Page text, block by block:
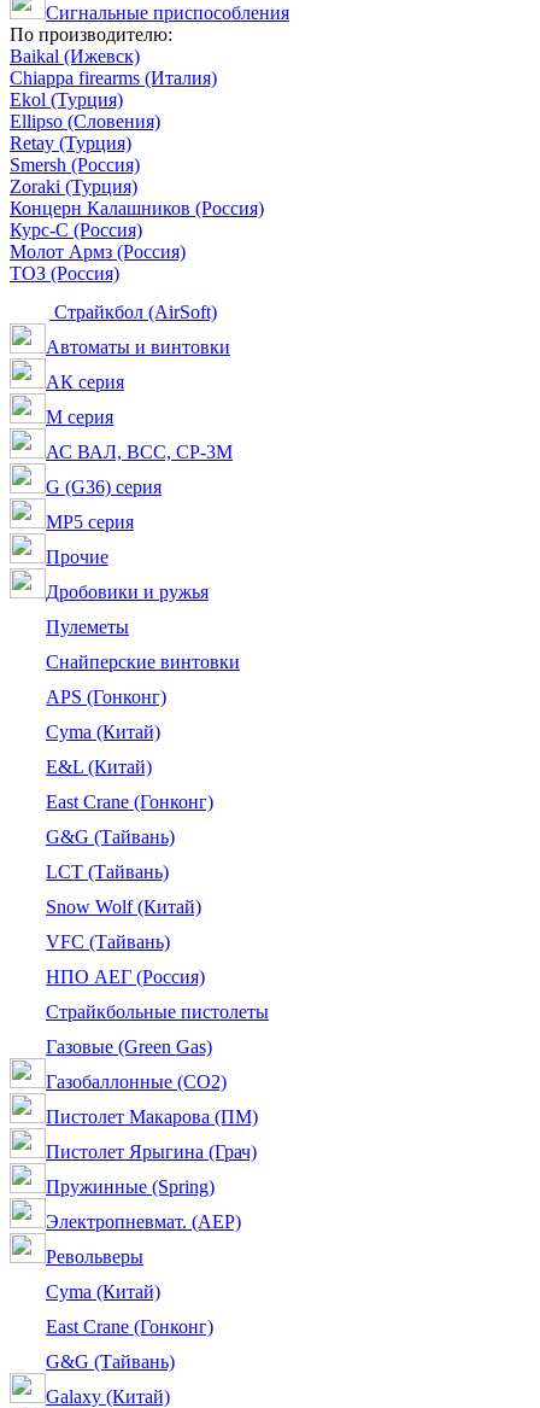
Сигнальные приспособления
По производителю:
Baikal (Ижевск)
Chiappa firearms (Италия)
Ekol (Турция)
Ellipso (Словения)
Retay (Турция)
Smersh (Россия)
Zoraki (Турция)
Концерн Калашников (Россия)
Курс-С (Россия)
Молот Армз (Россия)
ТОЗ (Россия)
Страйкбол (AirSoft)
Автоматы и винтовки
АК серия
M серия
АС ВАЛ, ВСС, СР-3М
G (G36) серия
MP5 серия
Прочие
Дробовики и ружья
Пулеметы
Снайперские винтовки
APS (Гонконг)
Cyma (Китай)
E&L (Китай)
East Crane (Гонконг)
G&G (Тайвань)
LCT (Тайвань)
Snow Wolf (Китай)
VFC (Тайвань)
НПО АЕГ (Россия)
Страйкбольные пистолеты
Газовые (Green Gas)
Газобаллонные (CO2)
Пистолет Макарова (ПМ)
Пистолет Ярыгина (Грач)
Пружинные (Spring)
Электропневмат. (AEP)
Револьверы
Cyma (Китай)
East Crane (Гонконг)
G&G (Тайвань)
Galaxy (Китай)